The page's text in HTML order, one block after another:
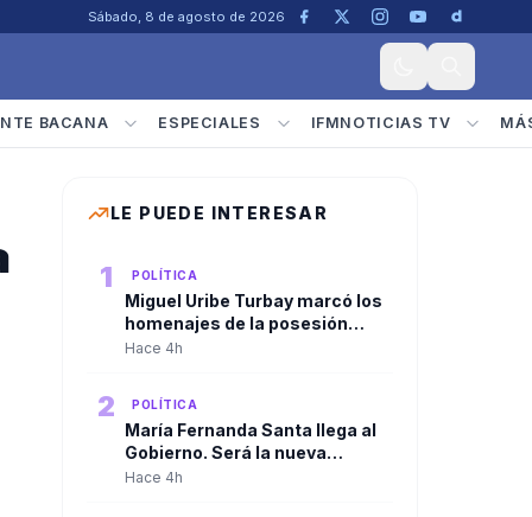
Sábado, 8 de agosto de 2026
BACANA ESPECIALES IFMNOTICIAS TV
LE PUEDE INTERESAR
1 POLÍTICA
Miguel Uribe Turbay marcó los
homenajes de la posesión
presidencial de Abelardo De la
Hace 4h
2 POLÍTICA
María Fernanda Santa llega al
Gobierno. Será la nueva
viceministra de
Hace 4h